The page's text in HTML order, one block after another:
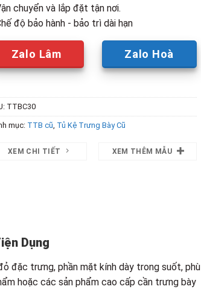
chuyển và lắp đặt tận nơi.
độ bảo hành - bảo trì dài hạn
Zalo Lâm Zalo Hoà
TTBC30
mục: TTB cũ Tủ Kệ Trưng Bày Cũ
XEM CHI TIẾT XEM THÊM MẪU
Dụng
đặc trưng, phần mặt kính dày trong suốt, phù
hoặc các sản phẩm cao cấp cần trưng bày